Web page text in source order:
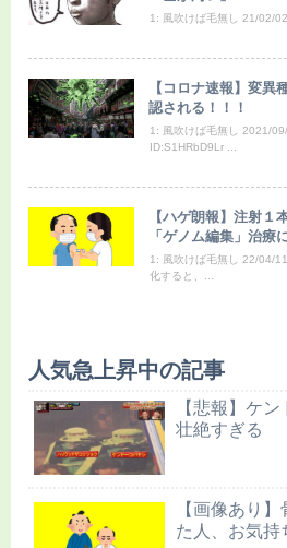
1: 風吹けば毛無し 21/02/
【コロナ速報】変異
認される！！！
1: 風吹けば毛無し 2021/
ID:S1HRbD9Lr ...
【ハゲ朗報】注射１
「ゲノム編集」治療
1: 風吹けば毛無し 22/04/
化すると、...
人気急上昇中の記事
【悲報】ケ
壮絶すぎる
【画像あり
た人、お気持